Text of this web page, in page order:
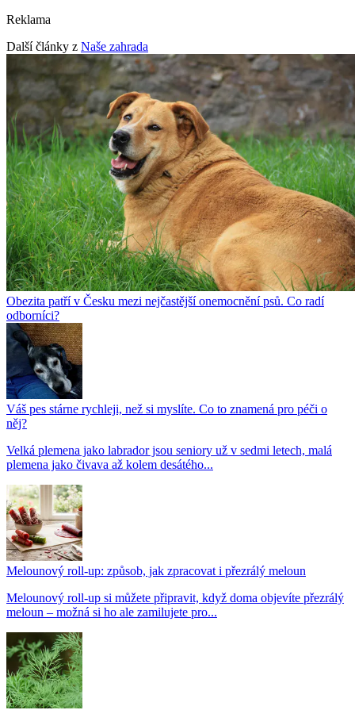
Reklama
Další články z Naše zahrada
Obezita patří v Česku mezi nejčastější onemocnění psů. Co radí
odborníci?
Váš pes stárne rychleji, než si myslíte. Co to znamená pro péči o
něj?
Velká plemena jako labrador jsou seniory už v sedmi letech, malá
plemena jako čivava až kolem desátého...
Melounový roll-up: způsob, jak zpracovat i přezrálý meloun
Melounový roll-up si můžete připravit, když doma objevíte přezrálý
meloun – možná si ho ale zamilujete pro...